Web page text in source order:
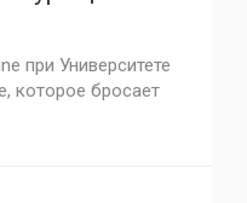
при Университете
которое бросает